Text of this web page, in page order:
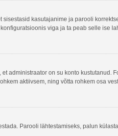
kasutajanime ja parooli
viga ja ta peab selle ise
administraator on su konto
aktiivsem, ning võtta rohkem osa
Parooli lähtestamiseks, palun